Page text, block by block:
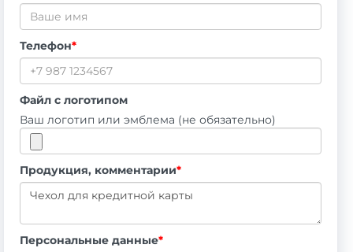
Телефон*
Файл с логотипом
Ваш логотип или эмблема (не обязательно)
Продукция, комментарии*
Персональные данные*